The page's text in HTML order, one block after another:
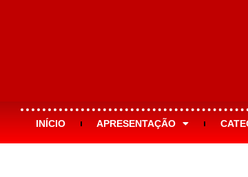
INÍCIO APRESENTAÇÃO